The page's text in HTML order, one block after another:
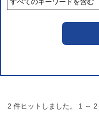
2 件ヒットしました。 1 ～ 2